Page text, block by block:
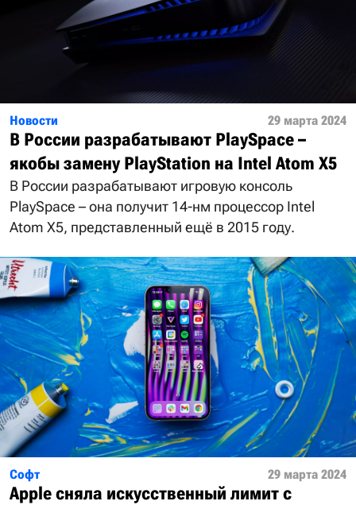
Новости 29 марта 2024
В России разрабатывают PlaySpace –
якобы замену PlayStation на Intel Atom X5
В России разрабатывают игровую консоль
PlaySpace – она получит 14-нм процессор Intel
Atom X5, представленный ещё в 2015 году.
Софт 29 марта 2024
Apple сняла искусственный лимит с